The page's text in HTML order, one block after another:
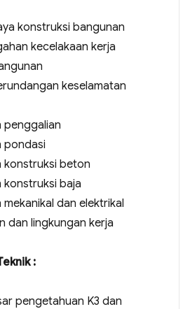
konstruksi bangunan
kecelakaan kerja
keselamatan
penggalian
pondasi
konstruksi beton
konstruksi baja
mekanikal dan elektrikal
dan lingkungan kerja
:
pengetahuan K3 dan